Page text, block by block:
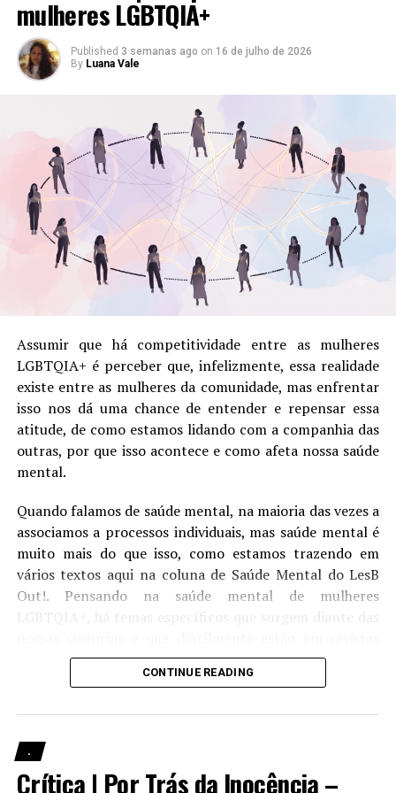
Arrowverse
10 de agosto de 2019
Em "."
LGBTQIA+
18 de maio de 2022
Em "HQs"
Oito séries
8 de junho de 2022
Em "Matérias"
RELATED TOPICS: AMAZON BATMAN
BATWOMAN
DC COMICS
DC COMICS BOMBSHELLS
MARGUERITE BENNETT
OS NOVOS 52
PANINI
RENASCIMENTO
Wanuri Kahiu assina com a produtora The Gotham Group
DON'T MISS
Editorial | Bem-vindos ao LesB Out!
Karolen Passos
Karolen Passos é a co-criadora do LesB Out!. Jornalista,
anos, ela já escreveu para diversos sites. Fã de séries desde
Gilmore Girls, a carioca têm mais de 50 títulos interminados na
grade atual de séries e uma coleção crescente de quadrinhos
(será se já leu tudo?). Hoje mora na Bahia e é mãe de três
gatos: Bruce Wayne, o BAT-CAT, Alex Karev, o hiperativo e
Meredith Grey, a antissocial.
mulheres LGBTQIA+
Published 3 semanas ago on 16 de julho de 2026
By Luana Vale
Assumir que há competitividade entre as mulheres
LGBTQIA+ é perceber que, infelizmente, essa realidade
existe entre as mulheres da comunidade, mas enfrentar
isso nos dá uma chance de entender e repensar essa
atitude, de como estamos lidando com a companhia das
outras, por que isso acontece e como afeta nossa saúde
mental.
Quando falamos de saúde mental, na maioria das vezes a
associamos a processos individuais, mas saúde mental é
muito mais do que isso, como estamos trazendo em
vários textos aqui na coluna de Saúde Mental do LesB
Out!. Pensando na saúde mental de mulheres
LGBTQIA+, há temas específicos que surgem diante das
científicas ou são temas de estudos feitos na área
acadêmica, mas que estão sendo discutidos e percebidos
LesB Saúde | Prevenção de ISTs para mulheres
Quem nunca frequentou um espaço (o famoso rolê) em
CONTINUE READING
.
Crítica | Por Trás da Inocência –